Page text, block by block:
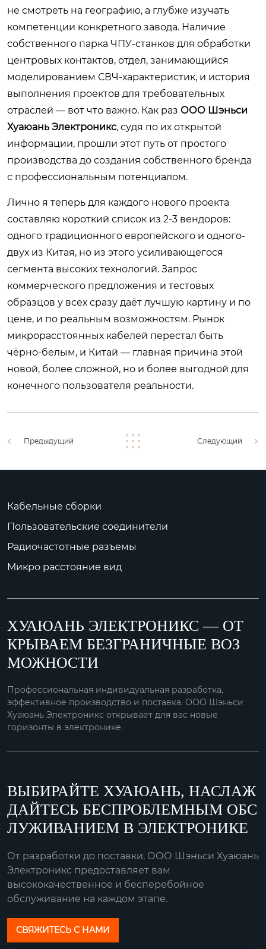
не смотреть на географию, а глубже изучать
компетенции конкретного завода. Наличие
собственного парка ЧПУ-станков для обработки
центровых контактов, отдел, занимающийся
моделированием СВЧ-характеристик, и история
выполнения проектов для требовательных
отраслей — вот что важно. Как раз ООО Шэньси
Хуаюань Электроникс, судя по их открытой
информации, прошли этот путь от простого
производства до создания собственного бренда
с профессиональным потенциалом.
Лично я теперь для каждого нового проекта
составляю короткий список из 2-3 вендоров:
одного традиционного европейского и одного-
двух из Китая, но из этого усиливающегося
сегмента высоких технологий. Запрос
коммерческого предложения и тестовых
образцов у всех сразу даёт лучшую картину и по
цене, и по реальным возможностям. Рынок
микрорасстоянных кабелей перестал быть
чёрно-белым, и Китай — главная причина этой
новой, более сложной, но и более выгодной для
конечного пользователя реальности.
Предыдущий Следующий
Кабельные сборки
Пользовательские соединители
Радиочастотные разъемы
Микро расстояние вид
ХУАЮАНЬ ЭЛЕКТРОНИКС — ОТ
КРЫВАЕМ БЕЗГРАНИЧНЫЕ ВОЗ
МОЖНОСТИ
Профессиональная индивидуальная разработка,
эффективное производство и поставка. ООО Шэньси
Хуаюань Электроникс открывает для вас новые
горизонты в электронике.
ВЫБИРАЙТЕ ХУАЮАНЬ, НАСЛАЖ
ДАЙТЕСЬ БЕСПРОБЛЕМНЫМ ОБС
ЛУЖИВАНИЕМ В ЭЛЕКТРОНИКЕ
От разработки до поставки, ООО Шэньси Хуаюань
Электроникс предоставляет вам
высококачественное и бесперебойное
обслуживание на каждом этапе.
СВЯЖИТЕСЬ С НАМИ